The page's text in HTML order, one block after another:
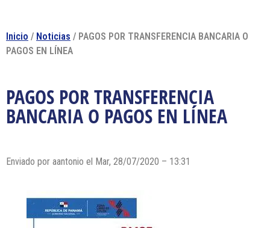
Inicio / Noticias / PAGOS POR TRANSFERENCIA BANCARIA O
PAGOS EN LÍNEA
PAGOS POR TRANSFERENCIA
BANCARIA O PAGOS EN LÍNEA
Enviado por aantonio el Mar, 28/07/2020 – 13:31